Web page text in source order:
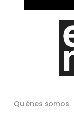
Quiénes somos